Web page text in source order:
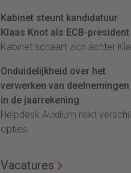
Kabinet steunt kandidatuur
Klaas Knot als ECB-president
Kabinet schaart zich achter
Onduidelijkheid over het
verwerken van deelnemingen
in de jaarrekening
Helpdesk Auxilium reikt
opties...
Vacatures